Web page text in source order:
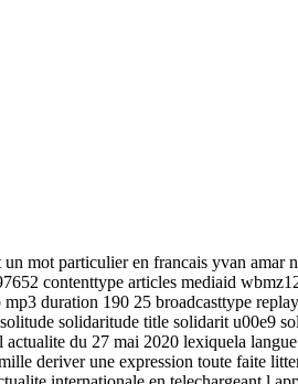
mot particulier en francais yvan
contenttype articles mediaid
duration 190 25 broadcasttype
solidaritude title solidarit u00e9
du 27 mai 2020 lexiquela
deriver une expression toute faite